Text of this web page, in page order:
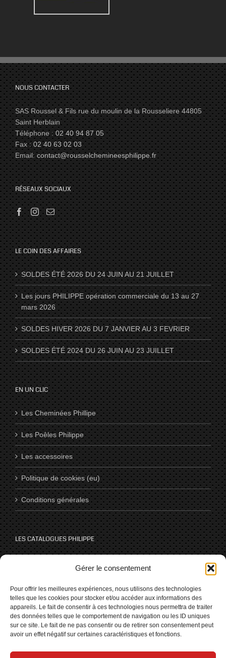
Gérer le consentement
Pour offrir les meilleures expériences, nous utilisons des technologies
telles que les cookies pour stocker et/ou accéder aux informations des
appareils. Le fait de consentir à ces technologies nous permettra de traiter
des données telles que le comportement de navigation ou les ID uniques
sur ce site. Le fait de ne pas consentir ou de retirer son consentement peut
avoir un effet négatif sur certaines caractéristiques et fonctions.
NOUS CONTACTER
SAS Roussel & Fils rue du moulin de la Rousseliere 44805
Saint Herblain
Téléphone :02 40 94 87 05
Fax :02 40 63 02 03
Email:contact@rousselchemineesphilippe.fr
RÉSEAUX SOCIAUX
LE COIN DES AFFAIRES
SOLDES ÉTÉ 2026 DU 24 JUIN AU 21 JUILLET
Les jours PHILIPPE opération commerciale du 13 au 27
mars 2026
SOLDES HIVER 2026 DU 7 JANVIER AU 3 FEVRIER
SOLDES ÉTÉ 2024 DU 26 JUIN AU 23 JUILLET
EN UN CLIC
Les Cheminées Phillipe
Les Poêles Philippe
Les accessoires
Politique de cookies (eu)
Conditions générales
LES CATALOGUES PHILIPPE
NOUS SUIVRE SUR LES RÉSEAUX